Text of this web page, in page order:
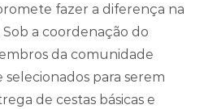
fazer a diferença na
a coordenação do
da comunidade
para serem
de cestas básicas e